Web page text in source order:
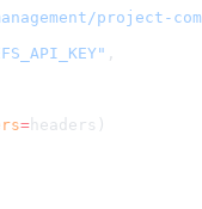
project-
,
= headers )